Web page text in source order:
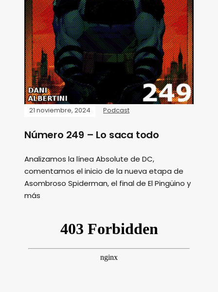
21 noviembre, 2024 Podcast
Número 249 – Lo saca todo
Analizamos la línea Absolute de DC,
comentamos el inicio de la nueva etapa de
Asombroso Spiderman, el final de El Pingüino y
más